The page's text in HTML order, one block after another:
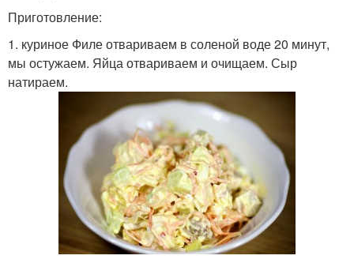
Приготовление:
1. куриное Филе отвариваем в соленой воде 20 минут,
мы остужаем. Яйца отвариваем и очищаем. Сыр
натираем.